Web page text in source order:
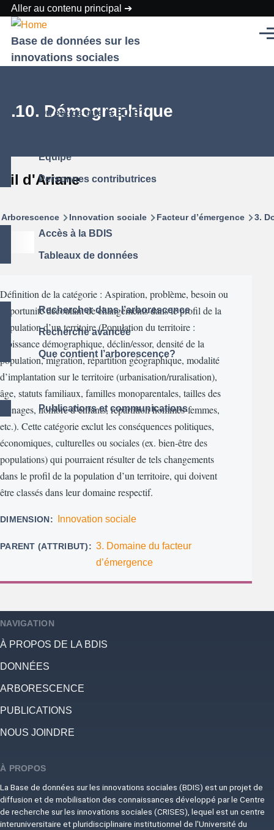
Aller au contenu principal
Base de données sur les
innovations sociales
Qu'est-ce que la BDIS?
Équipe
Personnes contributrices
Accès à la BDIS
Tableaux de données
Rechercher dans l’arborescence
Recherche avancée
Que contient l’arborescence?
Publications et communications
3.10. Démographique
Fil d'Ariane
Arborescence Innovation sociale Facteur d’émergence 3.
Définition de la catégorie : Aspiration, problème, besoin ou
opportunité découlant de changements dans le profil de la
population d’un territoire (Population du territoire :
croissance démographique, déclin/essor, densité de la
population, migration, répartition géographique, modalité
d’implantation sur le territoire (urbanisation/ruralisation),
âge, statuts familiaux, familles monoparentales, tailles des
ménages, nombre d’enfants, répartition hommes-femmes,
etc.). Cette catégorie exclut les conséquences politiques,
économiques, culturelles ou sociales (ex. bien-être des
populations) qui pourraient résulter de tels changements
dans le profil de la population d’un territoire, qui doivent
être classés dans leur domaine respectif.
DIMENSION Innovation sociale
PARENT (ATTRIBUT)
3. Domaine du facteur
d’émergence
NAVIGATION
À PROPOS DE LA BDIS
DONNÉES
ARBORESCENCE
PUBLICATIONS
NOUS JOINDRE
À PROPOS
La Base de données sur les innovations sociales (BDIS) est un projet de
diffusion et de mobilisation des connaissances développé par le Centre
de recherche sur les innovations sociales (CRISES), lequel est un centre
interuniversitaire et pluridisciplinaire institutionnel de l'Université du